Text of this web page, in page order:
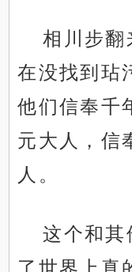
相川步翻
在没找到玷
他们信奉千
元大人，信
人。
这个和其
了世界上真